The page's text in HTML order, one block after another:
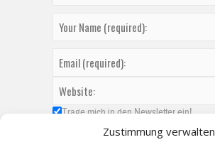
Zustimmung verwalten
Trage mich in den Newsletter ein!